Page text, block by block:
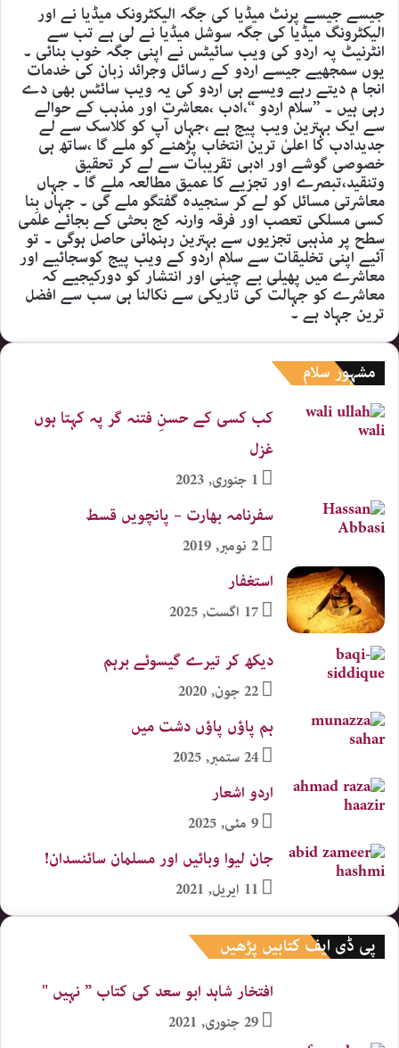
جیسے جیسے پرنٹ میڈیا کی جگہ الیکٹرونک میڈیا نے اور
الیکٹرونگ میڈیا کی جگہ سوشل میڈیا نے لی ہے تب سے
انٹرنیٹ پہ اردو کی ویب سائیٹس نے اپنی جگہ خوب بنائی ۔
یوں سمجھیے جیسے اردو کے رسائل وجرائد زبان کی خدمات
انجا م دیتے رہے ویسے ہی اردو کی یہ ویب سائٹس بھی دے
رہی ہیں ۔ ’’سلام اردو ‘‘،ادب ،معاشرت اور مذہب کے حوالے
سے ایک بہترین ویب پیج ہے ،جہاں آپ کو کلاسک سے لے
جدیدادب کا اعلیٰ ترین انتخاب پڑھنے کو ملے گا ،ساتھ ہی
خصوصی گوشے اور ادبی تقریبات سے لے کر تحقیق
وتنقید،تبصرے اور تجزیے کا عمیق مطالعہ ملے گا ۔ جہاں
معاشرتی مسائل کو لے کر سنجیدہ گفتگو ملے گی ۔ جہاں بِنا
کسی مسلکی تعصب اور فرقہ وارنہ کج بحثی کے بجائے علمی
سطح پر مذہبی تجزیوں سے بہترین رہنمائی حاصل ہوگی ۔ تو
آئیے اپنی تخلیقات سے سلام اردو کے ویب پیج کوسجائیے اور
معاشرے میں پھیلی بے چینی اور انتشار کو دورکیجیے کہ
معاشرے کو جہالت کی تاریکی سے نکالنا ہی سب سے افضل
ترین جہاد ہے ۔
مشہور سلام
کب کسی کے حسنِ فتنہ گر پہ کہتا ہوں
غزل
1 جنوری, 2023
سفرنامہ بھارت – پانچویں قسط
2 نومبر, 2019
استغفار
17 اگست, 2025
دیکھ کر تیرے گیسوئے برہم
22 جون, 2020
ہم پاؤں پاؤں دشت میں
24 ستمبر, 2025
اردو اشعار
9 مئی, 2025
جان لیوا وبائیں اور مسلمان سائنسدان!
11 اپریل, 2021
پی ڈی ایف کتابیں پڑھیں
افتخار شاہد ابو سعد کی کتاب ” نہیں "
29 جنوری, 2021